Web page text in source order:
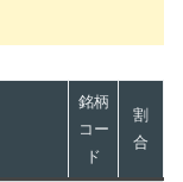
銘柄
コー
ド
割
合